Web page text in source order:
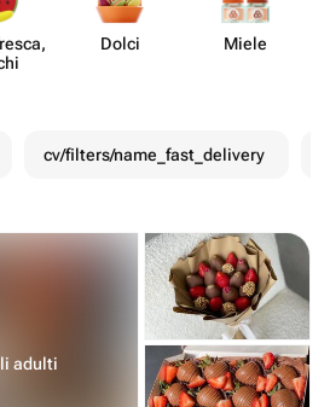
Dolci Miele
cv/filters/name_fast_delivery
adulti